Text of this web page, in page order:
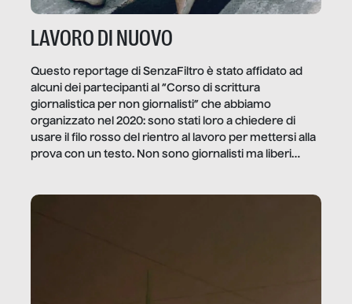
LAVORO DI NUOVO
Questo reportage di SenzaFiltro è stato affidato ad
alcuni dei partecipanti al “Corso di scrittura
giornalistica per non giornalisti” che abbiamo
organizzato nel 2020: sono stati loro a chiedere di
usare il filo rosso del rientro al lavoro per mettersi alla
prova con un testo. Non sono giornalisti ma liberi